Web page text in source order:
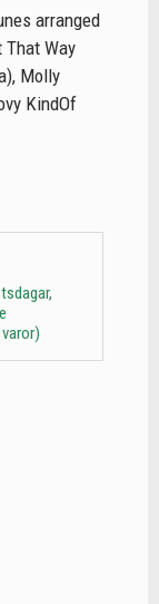
arranged
Way
Molly
KindOf